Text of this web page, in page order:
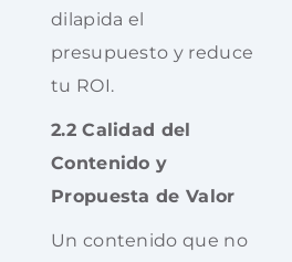
dilapida el
presupuesto y reduce
tu ROI.
2.2 Calidad del
Contenido y
Propuesta de Valor
Un contenido que no